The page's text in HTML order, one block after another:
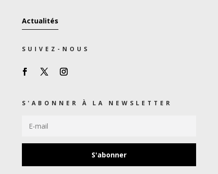
Actualités
SUIVEZ-NOUS
S'ABONNER À LA NEWSLETTER
S'abonner